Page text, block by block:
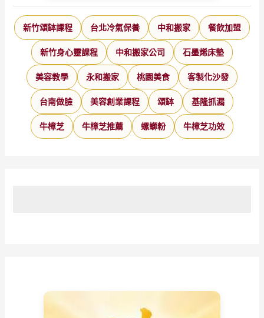
新竹頌缽課程 台北冷氣保養 中和搬家 餐飲加盟
新竹身心靈課程 中和搬家公司 石墨烯床墊
美容教學 永和搬家 桃園美食 客製化沙發
台南做臉 美容創業課程 頌缽 基隆抓漏
牛樟芝 牛樟芝推薦 螺螄粉 牛樟芝功效